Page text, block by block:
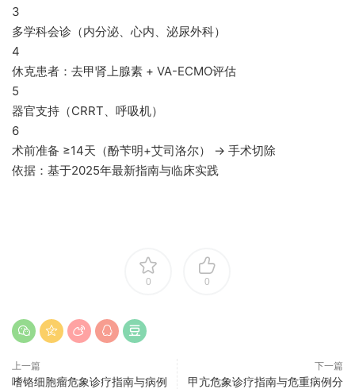
3
多学科会诊（内分泌、心内、泌尿外科）
4
休克患者：去甲肾上腺素 + VA-ECMO评估
5
器官支持（CRRT、呼吸机）
6
术前准备 ≥14天（酚苄明+艾司洛尔） → 手术切除
依据： 基于2025年最新指南与临床实践
0 0
上一篇
嗜铬细胞瘤危象诊疗指南与病例
下一篇
甲亢危象诊疗指南与危重病例分